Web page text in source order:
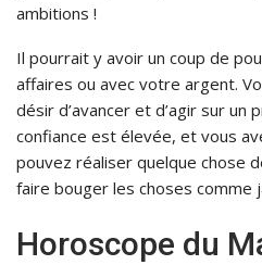
ambitions !
Il pourrait y avoir un coup de
affaires ou avec votre argent.
désir d’avancer et d’agir sur un
confiance est élevée, et vous
pouvez réaliser quelque chose
faire bouger les choses comme
Horoscope du